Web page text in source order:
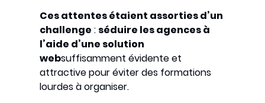
Ces attentes étaient assorties d’un
challenge : séduire les agences à
l’aide d’une solution
websuffisamment évidente et
attractive pour éviter des formations
lourdes à organiser.